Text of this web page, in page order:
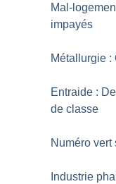
Mal-
impayés
Métallurgie :
Entraide :
de classe
Numéro
Industrie